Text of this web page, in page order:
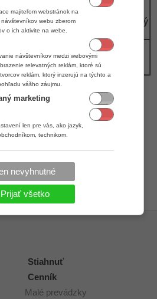
externá
klávesnica ,platobný
terminál
Voliteľné
príslušenstvo
batériový box,
podsvietenie
displeja
Stiahnuť
Cenník
Malé prevádzky
majiteľom webstránok na
webu zberom
o ich aktivite na webe.
návštevníkov medzi webovými
relevatných reklám, ktoré sú
reklám, ktorý inzerujú na týchto a
vášho záujmu.
marketing
len pre vás, ako jazyk,
technikom.
nevyhnutné
Prijať všetko